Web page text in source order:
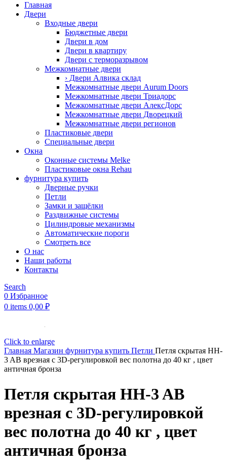
Главная
Двери
Входные двери
Бюджетные двери
Двери в дом
Двери в квартиру
Двери с терморазрывом
Межкомнатные двери
› Двери Алвика склад
Межкомнатные двери Aurum Doors
Межкомнатные двери Триадорс
Межкомнатные двери АлексДорс
Межкомнатные двери Дворецкий
Межкомнатные двери регионов
Пластиковые двери
Специальные двери
Окна
Оконные системы Melke
Пластиковые окна Rehau
фурнитура купить
Дверные ручки
Петли
Замки и защёлки
Раздвижные системы
Цилиндровые механизмы
Автоматические пороги
Смотреть все
О нас
Наши работы
Контакты
Search
0 Избранное
0 items 0,00 ₽
Click to enlarge
Главная Магазин фурнитура купить Петли Петля скрытая HH-
3 AB врезная с 3D-регулировкой вес полотна до 40 кг , цвет
античная бронза
Петля скрытая HH-3 AB
врезная с 3D-регулировкой
вес полотна до 40 кг , цвет
античная бронза